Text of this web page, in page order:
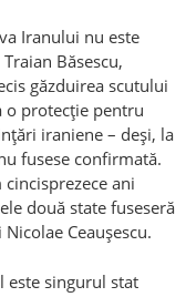
Iranului nu este
Băsescu,
găzduirea scutului
o protecție pentru
iraniene – deși, la
fusese confirmată.
ani
două state fuseseră
Ceaușescu.
este singurul stat